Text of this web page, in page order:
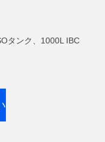
タンク、1000L IBC